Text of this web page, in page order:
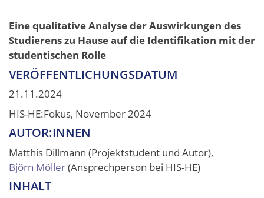
Eine qualitative Analyse der Auswirkungen des
Studierens zu Hause auf die Identifikation mit der
studentischen Rolle
VERÖFFENTLICHUNGSDATUM
21.11.2024
HIS-HE:Fokus, November 2024
AUTOR:INNEN
Matthis Dillmann (Projektstudent und Autor),
Björn Möller(Ansprechperson bei HIS-HE)
INHALT